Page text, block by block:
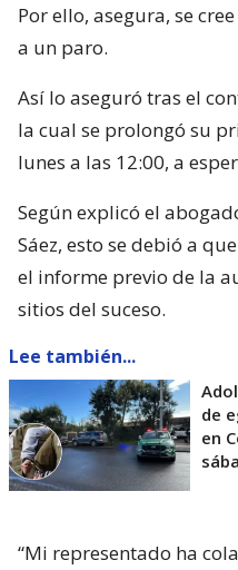
Por ello, asegura, se
a un paro.
Así lo aseguró tras el
la cual se prolongó su
lunes a las 12:00, a
Según explicó el
Sáez, esto se debió a
el informe previo de la
sitios del suceso.
Lee también...
de
en
“Mi representado ha